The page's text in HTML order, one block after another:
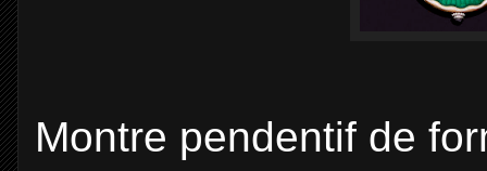
Montre pendentif de